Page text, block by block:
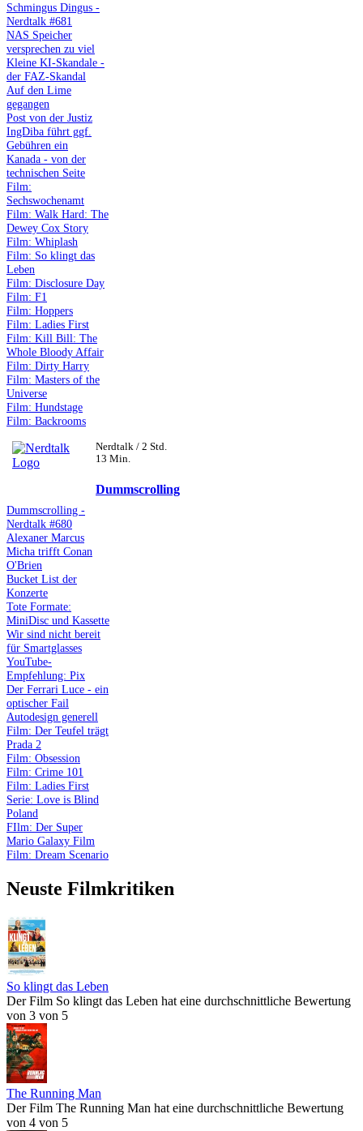
Schmingus Dingus -
Nerdtalk #681
NAS Speicher
versprechen zu viel
Kleine KI-Skandale -
der FAZ-Skandal
Auf den Lime
gegangen
Post von der Justiz
IngDiba führt ggf.
Gebühren ein
Kanada - von der
technischen Seite
Film:
Sechswochenamt
Film: Walk Hard: The
Dewey Cox Story
Film: Whiplash
Film: So klingt das
Leben
Film: Disclosure Day
Film: F1
Film: Hoppers
Film: Ladies First
Film: Kill Bill: The
Whole Bloody Affair
Film: Dirty Harry
Film: Masters of the
Universe
Film: Hundstage
Film: Backrooms
Nerdtalk / 2 Std.
13 Min.
Dummscrolling
Dummscrolling -
Nerdtalk #680
Alexaner Marcus
Micha trifft Conan
O'Brien
Bucket List der
Konzerte
Tote Formate:
MiniDisc und Kassette
Wir sind nicht bereit
für Smartglasses
YouTube-
Empfehlung: Pix
Der Ferrari Luce - ein
optischer Fail
Autodesign generell
Film: Der Teufel trägt
Prada 2
Film: Obsession
Film: Crime 101
Film: Ladies First
Serie: Love is Blind
Poland
FIlm: Der Super
Mario Galaxy Film
Film: Dream Scenario
Neuste Filmkritiken
So klingt das Leben
Der Film So klingt das Leben hat eine durchschnittliche Bewertung
von 3 von 5
The Running Man
Der Film The Running Man hat eine durchschnittliche Bewertung
von 4 von 5